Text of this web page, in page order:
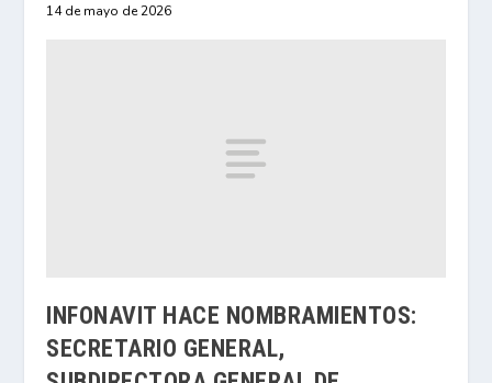
14 de mayo de 2026
INFONAVIT HACE NOMBRAMIENTOS:
SECRETARIO GENERAL,